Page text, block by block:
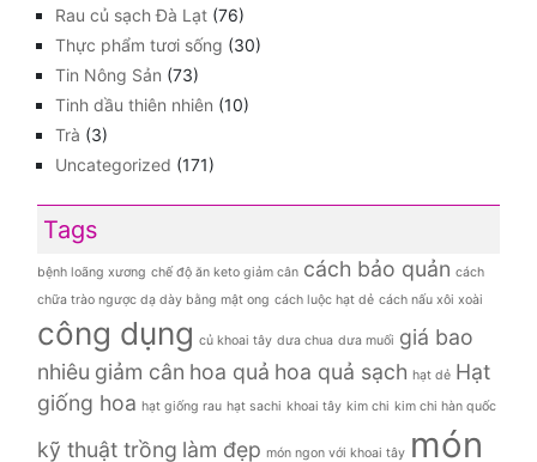
Rau củ sạch Đà Lạt (76)
Thực phẩm tươi sống (30)
Tin Nông Sản (73)
Tinh dầu thiên nhiên (10)
Trà (3)
Uncategorized (171)
Tags
bệnh loãng xương chế độ ăn keto giảm cân cách bảo quản cách
chữa trào ngược dạ dày bằng mật ong cách luộc hạt dẻ cách nấu xôi xoài
công dụng củ khoai tây dưa chua dưa muối giá bao
nhiêu giảm cân hoa quả hoa quả sạch hạt dẻ Hạt
giống hoa hạt giống rau hạt sachi khoai tây kim chi kim chi hàn quốc
kỹ thuật trồng làm đẹp món ngon với khoai tây món